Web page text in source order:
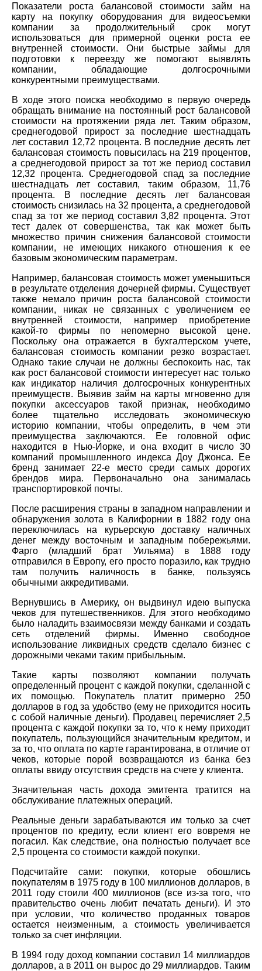
Показатели роста балансовой стоимости займ на
карту на покупку оборудования для видеосъемки
компании за продолжительный срок могут
использоваться для примерной оценки роста ее
внутренней стоимости. Они быстрые займы для
подготовки к переезду же помогают выявлять
компании, обладающие долгосрочными
конкурентными преимуществами.
В ходе этого поиска необходимо в первую очередь
обращать внимание на постоянный рост балансовой
стоимости на протяжении ряда лет. Таким образом,
среднегодовой прирост за последние шестнадцать
лет составил 12,72 процента. В последние десять лет
балансовая стоимость повысилась на 219 процентов,
а среднегодовой прирост за тот же период составил
12,32 процента. Среднегодовой спад за последние
шестнадцать лет составил, таким образом, 11,76
процента. В последние десять лет балансовая
стоимость снизилась на 32 процента, а среднегодовой
спад за тот же период составил 3,82 процента. Этот
тест далек от совершенства, так как может быть
множество причин снижения балансовой стоимости
компании, не имеющих никакого отношения к ее
базовым экономическим параметрам.
Например, балансовая стоимость может уменьшиться
в результате отделения дочерней фирмы. Существует
также немало причин роста балансовой стоимости
компании, никак не связанных с увеличением ее
внутренней стоимости, например приобретение
какой-то фирмы по непомерно высокой цене.
Поскольку она отражается в бухгалтерском учете,
балансовая стоимость компании резко возрастает.
Однако такие случаи не должны беспокоить нас, так
как рост балансовой стоимости интересует нас только
как индикатор наличия долгосрочных конкурентных
преимуществ. Выявив займ на карты мгновенно для
покупки аксессуаров такой признак, необходимо
более тщательно исследовать экономическую
историю компании, чтобы определить, в чем эти
преимущества заключаются. Ее головной офис
находится в Нью-Йорке, и она входит в число 30
компаний промышленного индекса Доу Джонса. Ее
бренд занимает 22-е место среди самых дорогих
брендов мира. Первоначально она занималась
транспортировкой почты.
После расширения страны в западном направлении и
обнаружения золота в Калифорнии в 1882 году она
переключилась на курьерскую доставку наличных
денег между восточным и западным побережьями.
Фарго (младший брат Уильяма) в 1888 году
отправился в Европу, его просто поразило, как трудно
там получить наличность в банке, пользуясь
обычными аккредитивами.
Вернувшись в Америку, он выдвинул идею выпуска
чеков для путешественников. Для этого необходимо
было наладить взаимосвязи между банками и создать
сеть отделений фирмы. Именно свободное
использование ликвидных средств сделало бизнес с
дорожными чеками таким прибыльным.
Такие карты позволяют компании получать
определенный процент с каждой покупки, сделанной с
их помощью. Покупатель платит примерно 250
долларов в год за удобство (ему не приходится носить
с собой наличные деньги). Продавец перечисляет 2,5
процента с каждой покупки за то, что к нему приходит
покупатель, пользующийся значительным кредитом, и
за то, что оплата по карте гарантирована, в отличие от
чеков, которые порой возвращаются из банка без
оплаты ввиду отсутствия средств на счете у клиента.
Значительная часть дохода эмитента тратится на
обслуживание платежных операций.
Реальные деньги зарабатываются им только за счет
процентов по кредиту, если клиент его вовремя не
погасил. Как следствие, она полностью получает все
2,5 процента со стоимости каждой покупки.
Подсчитайте сами: покупки, которые обошлись
покупателям в 1975 году в 100 миллионов долларов, в
2011 году стоили 400 миллионов (все из-за того, что
правительство очень любит печатать деньги). И это
при условии, что количество проданных товаров
остается неизменным, а стоимость увеличивается
только за счет инфляции.
В 1994 году доход компании составил 14 миллиардов
долларов, а в 2011 он вырос до 29 миллиардов. Таким